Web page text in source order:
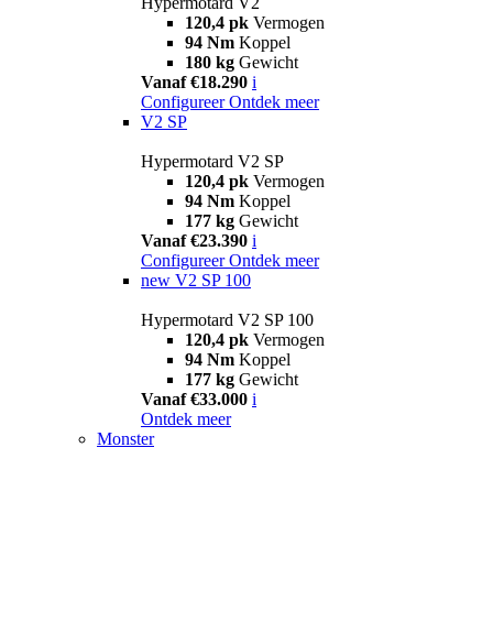
120,4 pk Vermogen
94 Nm Koppel
180 kg Gewicht
Vanaf €18.290 i
Configureer Ontdek meer
V2 SP
Hypermotard V2 SP
120,4 pk Vermogen
94 Nm Koppel
177 kg Gewicht
Vanaf €23.390 i
Configureer Ontdek meer
new V2 SP 100
Hypermotard V2 SP 100
120,4 pk Vermogen
94 Nm Koppel
177 kg Gewicht
Vanaf €33.000 i
Ontdek meer
Monster